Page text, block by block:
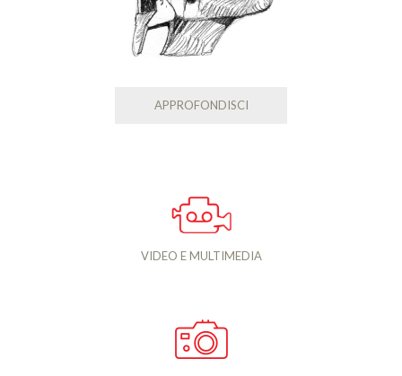
APPROFONDISCI
VIDEO E MULTIMEDIA